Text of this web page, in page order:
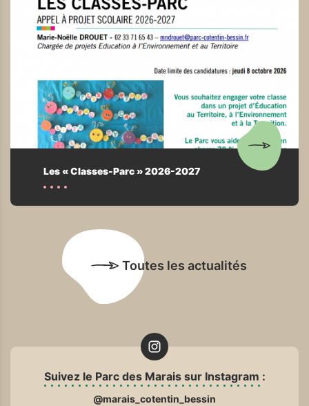
Les « Classes-Parc » 2026-2027
Toutes les actualités
Suivez le Parc des Marais sur Instagram :
@marais_cotentin_bessin